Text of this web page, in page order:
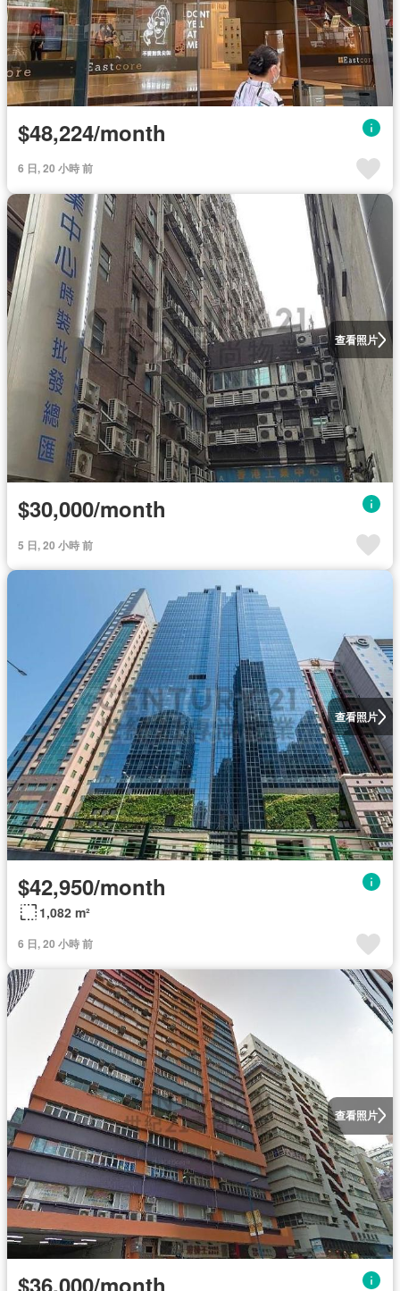
$48,224/month
6 日, 20 小時 前
查看照片
$30,000/month
5 日, 20 小時 前
查看照片
$42,950/month
1,082 m²
6 日, 20 小時 前
查看照片
$36,000/month